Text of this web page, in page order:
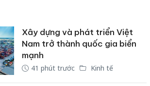
Xây dựng và phát triển Việt
Nam trở thành quốc gia biển
mạnh
41 phút trước Kinh tế